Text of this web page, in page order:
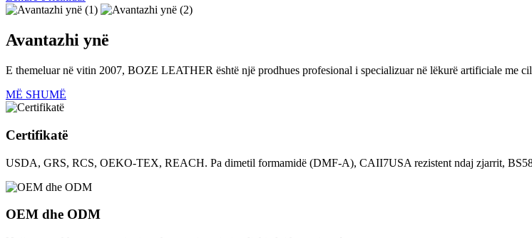
Avantazhi ynë
E themeluar në vitin 2007, BOZE LEATHER është një prodhues profesional i specializuar në lëkurë artificiale me
MË SHUMË
Certifikatë
USDA, GRS, RCS, OEKO-TEX, REACH. Pa dimetil formamidë (DMF-A), CAII7USA rezistent ndaj zjarrit,
OEM dhe ODM